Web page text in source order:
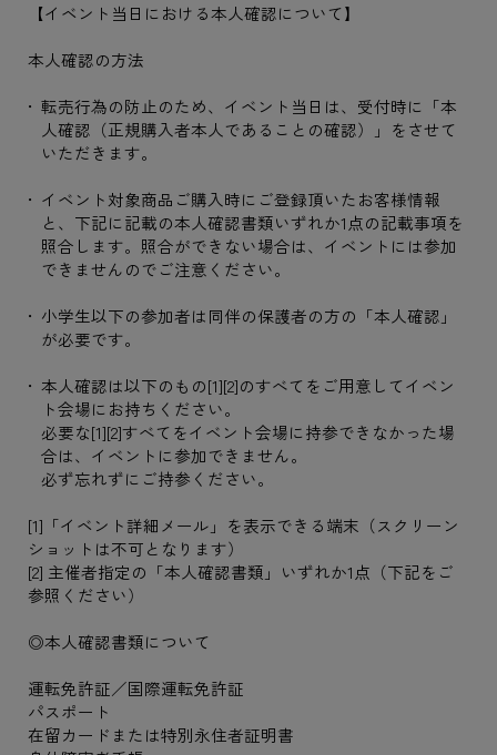
【イベント当日における本人確認について】
本人確認の方法
転売行為の防止のため、イベント当日は、受付時に「本
人確認（正規購入者本人であることの確認）」をさせて
いただきます。
イベント対象商品ご購入時にご登録頂いたお客様情報
と、下記に記載の本人確認書類いずれか1点の記載事項を
照合します。照合ができない場合は、イベントには参加
できませんのでご注意ください。
小学生以下の参加者は同伴の保護者の方の「本人確認」
が必要です。
本人確認は以下のもの[1][2]のすべてをご用意してイベン
ト会場にお持ちください。
必要な[1][2]すべてをイベント会場に持参できなかった場
合は、イベントに参加できません。
必ず忘れずにご持参ください。
[1]「イベント詳細メール」を表示できる端末（スクリーン
ショットは不可となります）
[2] 主催者指定の「本人確認書類」いずれか1点（下記をご
参照ください）
◎本人確認書類について
運転免許証／国際運転免許証
パスポート
在留カードまたは特別永住者証明書